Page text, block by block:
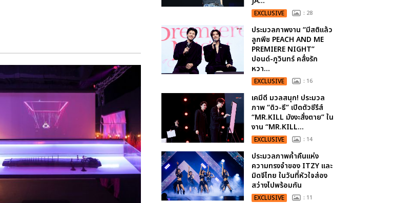
EXCLUSIVE : 28
ประมวลภาพงาน “มีสติแล้ว
ลูกพีช PEACH AND ME
PREMIERE NIGHT”
ปอนด์-ภูวินทร์ คลั่งรัก
หวา...
EXCLUSIVE : 16
เคมีดี มวลสนุก! ประมวล
ภาพ “ดิว-ธี” เปิดตัวซีรีส์
“MR.KILL มังงะสั่งตาย” ใน
งาน “MR.KILL...
EXCLUSIVE : 14
ประมวลภาพค่ำคืนแห่ง
ความทรงจำของ ITZY และ
มิดจีไทย ในวันที่หัวใจส่อง
สว่างไปพร้อมกัน
EXCLUSIVE : 11